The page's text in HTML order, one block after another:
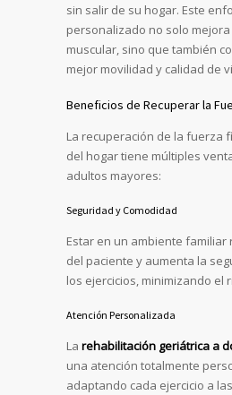
sin salir de su hogar. Este
personalizado no solo
muscular, sino que también
mejor movilidad y calidad de
Beneficios de Recuperar la
La recuperación de la fuerza
del hogar tiene múltiples
adultos mayores:
Seguridad y Comodidad
Estar en un ambiente familiar
del paciente y aumenta la
los ejercicios, minimizando el
Atención Personalizada
La rehabilitación geriátrica a
una atención totalmente
adaptando cada ejercicio a